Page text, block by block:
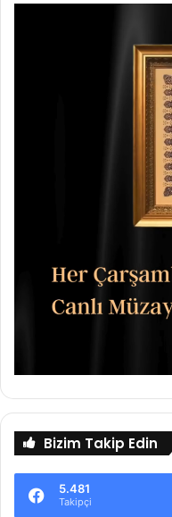
Bizim Takip Edin
5.481
Takipçi